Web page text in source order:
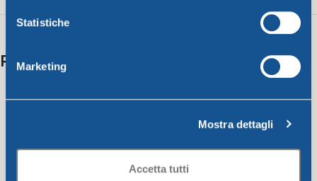
Statistiche
Marketing
Mostra dettagli
Accetta tutti
Related products